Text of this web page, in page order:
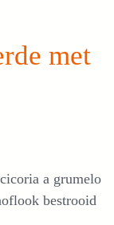
met
a grumelo
bestrooid